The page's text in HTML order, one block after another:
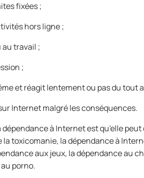
fixées ;
hors ligne ;
au travail ;
;
et réagit lentement ou pas du tout
Internet malgré les conséquences.
dépendance à Internet est qu'elle
la toxicomanie, la dépendance à
aux jeux, la dépendance au
porno.